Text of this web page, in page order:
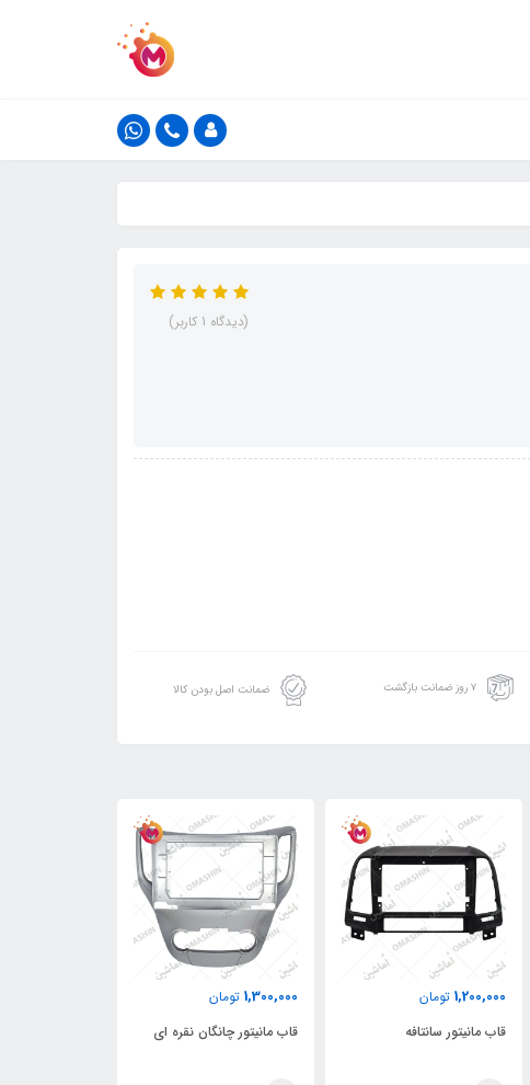
(دیدگاه 1 کاربر)
۷ روز ضمانت بازگشت ضمانت اصل بودن کالا
1,200,000 تومان
قاب مانیتور سانتافه
1,300,000 تومان
قاب مانیتور چانگان نقره ای